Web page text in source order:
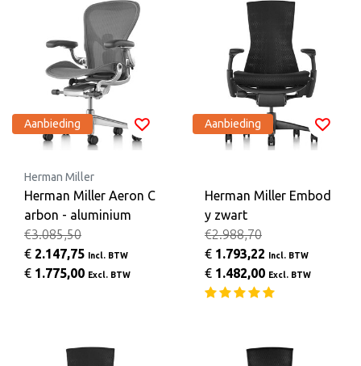
Aanbieding
Herman Miller
Herman Miller Aeron C
arbon - aluminium
€3.085,50
€ 2.147,75 Incl. BTW
€ 1.775,00 Excl. BTW
Aanbieding
Herman Miller Embod
y zwart
€2.988,70
€ 1.793,22 Incl. BTW
€ 1.482,00 Excl. BTW